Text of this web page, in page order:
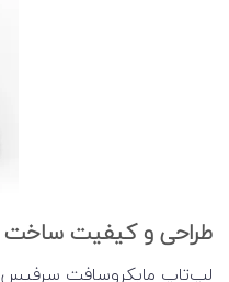
طراحی و کیفیت ساخت
لپ‌تاپ مایکروسافت سرفیس ۷ توی دو رنگ